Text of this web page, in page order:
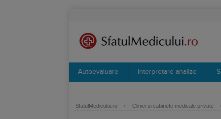
Autoevaluare Interpretare analize
SfatulMedicului.ro › Clinici si cabinete medicale private